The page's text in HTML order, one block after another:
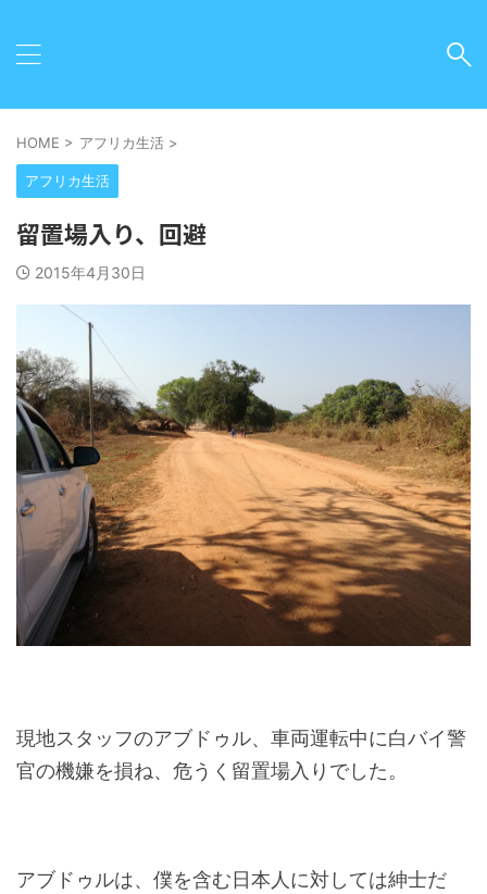
HOME > アフリカ生活 >
アフリカ生活
留置場入り、回避
2015年4月30日
現地スタッフのアブドゥル、車両運転中に白バイ警
官の機嫌を損ね、危うく留置場入りでした。
アブドゥルは、僕を含む日本人に対しては紳士だ